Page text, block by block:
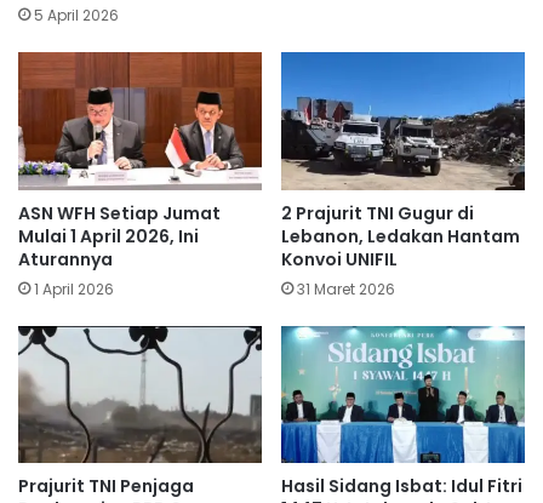
5 April 2026
ASN WFH Setiap Jumat
Mulai 1 April 2026, Ini
Aturannya
1 April 2026
​2 Prajurit TNI Gugur di
Lebanon, Ledakan Hantam
Konvoi UNIFIL
31 Maret 2026
Prajurit TNI Penjaga
Hasil Sidang Isbat: Idul Fitri